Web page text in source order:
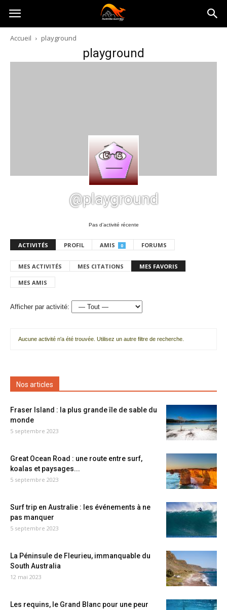
Australia-
australie.com
Accueil playground
playground
@playground
Pas d’activité récente
ACTIVITÉS PROFIL AMIS 0 FORUMS
MES ACTIVITÉS MES CITATIONS MES FAVORIS
MES AMIS
Afficher par activité:
Aucune activité n'a été trouvée. Utilisez un autre filtre de recherche.
Nos articles
Fraser Island : la plus grande île de sable du
monde
5 septembre 2023
Great Ocean Road : une route entre surf,
koalas et paysages...
5 septembre 2023
Surf trip en Australie : les événements à ne
pas manquer
5 septembre 2023
La Péninsule de Fleurieu, immanquable du
South Australia
12 mai 2023
Les requins, le Grand Blanc pour une peur